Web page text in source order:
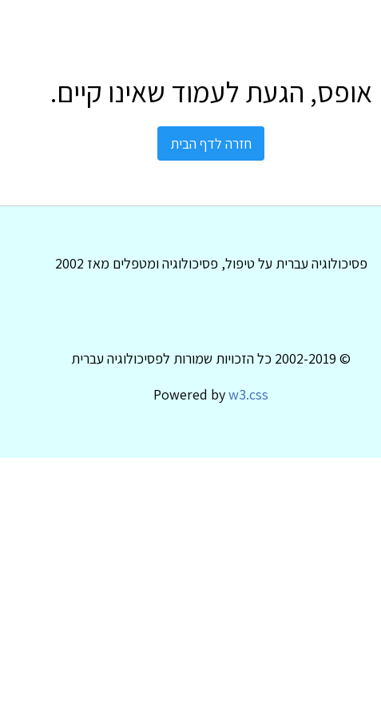
אופס, הגעת לעמוד שאינו קיים.
חזרה לדף הבית
פסיכולוגיה עברית על טיפול, פסיכולוגיה ומטפלים מאז 2002
© 2002-2019 כל הזכויות שמורות לפסיכולוגיה עברית
Powered byw3.css